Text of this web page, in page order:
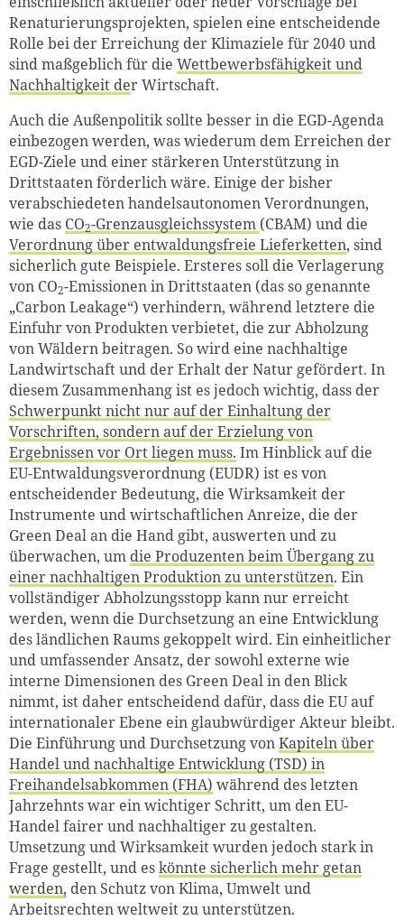
Renaturierungsprojekten, spielen eine entscheidende
Rolle bei der Erreichung der Klimaziele für 2040 und
sind maßgeblich für die Wettbewerbsfähigkeit und
Nachhaltigkeit der Wirtschaft.
Auch die Außenpolitik sollte besser in die EGD-Agenda
einbezogen werden, was wiederum dem Erreichen der
EGD-Ziele und einer stärkeren Unterstützung in
Drittstaaten förderlich wäre. Einige der bisher
verabschiedeten handelsautonomen Verordnungen,
wie das CO2-Grenzausgleichssystem (CBAM) und die
Verordnung über entwaldungsfreie Lieferketten, sind
sicherlich gute Beispiele. Ersteres soll die Verlagerung
von CO2-Emissionen in Drittstaaten (das so genannte
„Carbon Leakage“) verhindern, während letztere die
Einfuhr von Produkten verbietet, die zur Abholzung
von Wäldern beitragen. So wird eine nachhaltige
Landwirtschaft und der Erhalt der Natur gefördert. In
diesem Zusammenhang ist es jedoch wichtig, dass der
Schwerpunkt nicht nur auf der Einhaltung der
Vorschriften, sondern auf der Erzielung von
Ergebnissen vor Ort liegen muss. Im Hinblick auf die
EU-Entwaldungsverordnung (EUDR) ist es von
entscheidender Bedeutung, die Wirksamkeit der
Instrumente und wirtschaftlichen Anreize, die der
Green Deal an die Hand gibt, auswerten und zu
überwachen, um die Produzenten beim Übergang zu
einer nachhaltigen Produktion zu unterstützen. Ein
vollständiger Abholzungsstopp kann nur erreicht
werden, wenn die Durchsetzung an eine Entwicklung
des ländlichen Raums gekoppelt wird. Ein einheitlicher
und umfassender Ansatz, der sowohl externe wie
interne Dimensionen des Green Deal in den Blick
nimmt, ist daher entscheidend dafür, dass die EU auf
internationaler Ebene ein glaubwürdiger Akteur bleibt.
Die Einführung und Durchsetzung vonKapiteln über
Handel und nachhaltige Entwicklung (TSD) in
Freihandelsabkommen (FHA) während des letzten
Jahrzehnts war ein wichtiger Schritt, um den EU-
Handel fairer und nachhaltiger zu gestalten.
Umsetzung und Wirksamkeit wurden jedoch stark in
Frage gestellt, und eskönnte sicherlich mehr getan
werden, den Schutz von Klima, Umwelt und
Arbeitsrechten weltweit zu unterstützen.
Zum Warenkorb
weiter lesen Zum Warenkorb